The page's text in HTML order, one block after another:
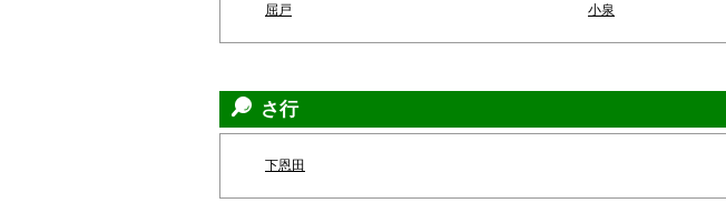
屈戸
小泉
さ行
下恩田